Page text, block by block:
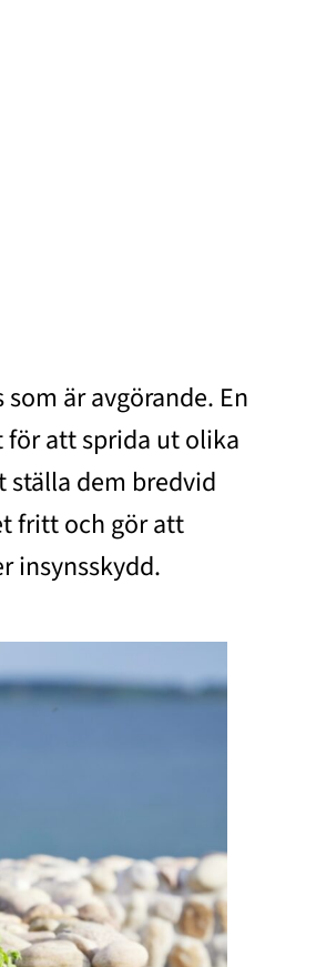
är avgörande. En
för att sprida ut olika
ställa dem bredvid
fritt och gör att
insynsskydd.